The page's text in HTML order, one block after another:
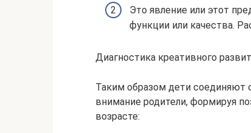
Это явление или этот
функции или качества.
Диагностика креативного
Таким образом дети соединяют
внимание родители, формируя
возрасте: